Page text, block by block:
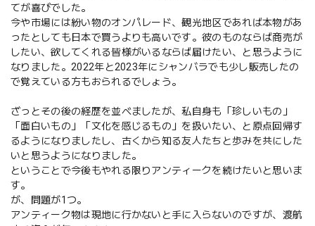
てが喜びでした。
今や市場には紛い物のオンパレード、観光地区であれば本物があ
ったとしても日本で買うよりも高いです。彼のものならば商売が
したい、欲してくれる皆様がいるならば届けたい、と思うように
なりました。2022年と2023年にシャンバラでも少し販売したの
で覚えている方もおられるでしょう。
ざっとその後の経歴を並べましたが、私自身も「珍しいもの」
「面白いもの」「文化を感じるもの」を扱いたい、と原点回帰す
るようになりましたし、古くから知る友人たちと歩みを共にした
いと思うようになりました。
ということで今後もやれる限りアンティークを続けたいと思いま
す。
が、問題が1つ。
アンティーク物は現地に行かないと手に入らないのですが、渡航